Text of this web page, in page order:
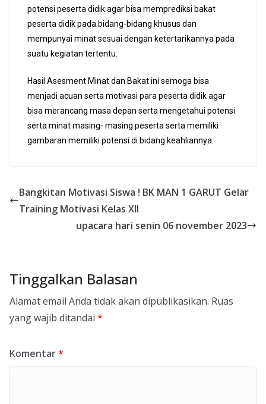
potensi peserta didik agar bisa memprediksi bakat
peserta didik pada bidang-bidang khusus dan
mempunyai minat sesuai dengan ketertarikannya pada
suatu kegiatan tertentu.
Hasil Asesment Minat dan Bakat ini semoga bisa
menjadi acuan serta motivasi para peserta didik agar
bisa merancang masa depan serta mengetahui potensi
serta minat masing- masing peserta serta memiliki
gambaran memiliki potensi di bidang keahliannya.
Bangkitan Motivasi Siswa ! BK MAN 1 GARUT Gelar
Training Motivasi Kelas XII
upacara hari senin 06 november 2023
Tinggalkan Balasan
Alamat email Anda tidak akan dipublikasikan. Ruas
yang wajib ditandai *
Komentar*